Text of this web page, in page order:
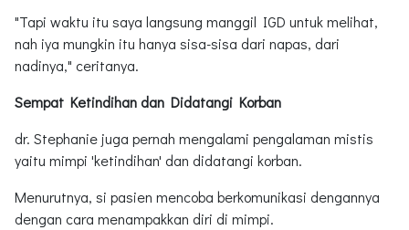
"Tapi waktu itu saya langsung manggil IGD untuk melihat,
nah iya mungkin itu hanya sisa-sisa dari napas, dari
nadinya," ceritanya.
Sempat Ketindihan dan Didatangi Korban
dr. Stephanie juga pernah mengalami pengalaman mistis
yaitu mimpi 'ketindihan' dan didatangi korban.
Menurutnya, si pasien mencoba berkomunikasi dengannya
dengan cara menampakkan diri di mimpi.